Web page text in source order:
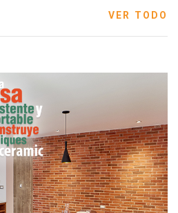
VER TODO